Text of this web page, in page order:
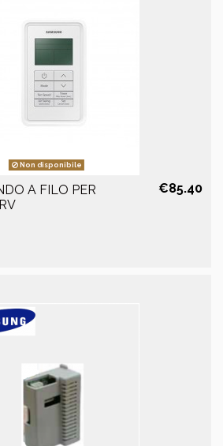
Non disponibile
A FILO PER
€85.40